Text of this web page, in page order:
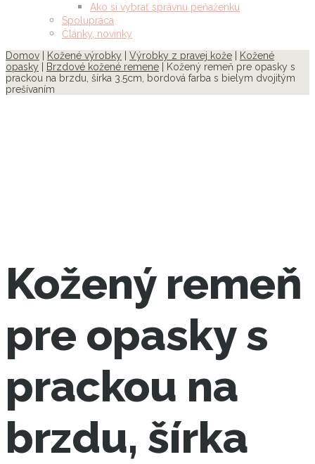
Ako si vybrať správnu peňaženku
Spolupráca
Články, novinky
Domov
Kožené výrobky Výrobky z pravej kože
Kožené
opasky
Brzdové kožené remene | Kožený remeň pre opasky s
prackou na brzdu, šírka 3.5cm, bordová farba s bielym dvojitým
prešívaním
Kožený remeň
pre opasky s
prackou na
brzdu, šírka